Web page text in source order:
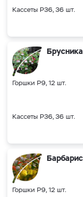
Кассеты Р36, 36 шт.
Брусника
Горшки Р9, 12 шт.
Кассеты Р36, 36 шт.
Барбарис
Горшки Р9, 12 шт.